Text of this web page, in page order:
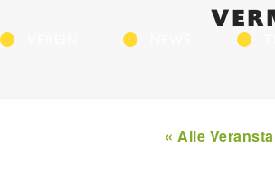
« Alle